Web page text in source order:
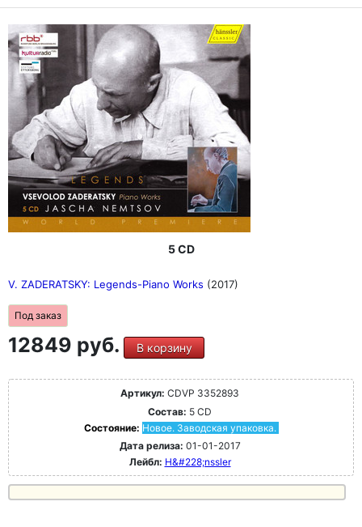
5 CD
V. ZADERATSKY: Legends-Piano Works (2017)
Под заказ
12849 руб. В корзину
Артикул: CDVP 3352893
Состав: 5 CD
Состояние: Новое. Заводская упаковка.
Дата релиза: 01-01-2017
Лейбл: H&#228;nssler